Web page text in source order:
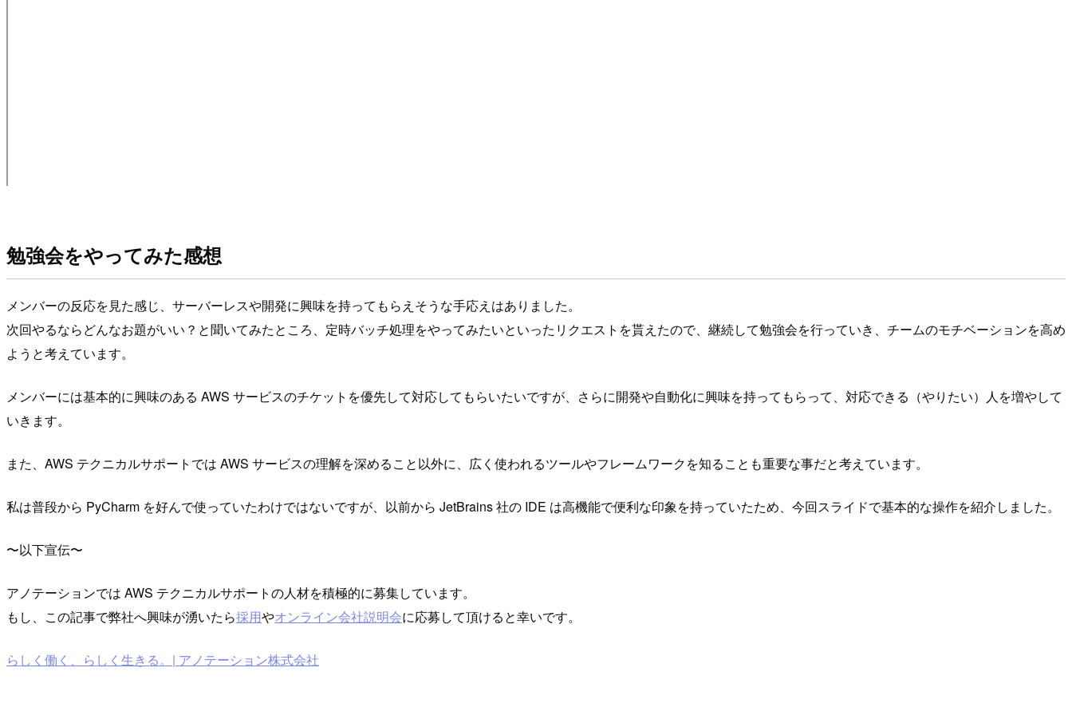
勉強会をやってみた感想
メンバーの反応を見た感じ、サーバーレスや開発に興味を持ってもらえそうな手応えはありました。
次回やるならどんなお題がいい？と聞いてみたところ、定時バッチ処理をやってみたいといったリクエストを貰えたので、継続して勉強会を行っていき、チームのモチベーションを高め
ようと考えています。
メンバーには基本的に興味のある AWS サービスのチケットを優先して対応してもらいたいですが、さらに開発や自動化に興味を持ってもらって、対応できる（やりたい）人を増やして
いきます。
また、AWS テクニカルサポートでは AWS サービスの理解を深めること以外に、広く使われるツールやフレームワークを知ることも重要な事だと考えています。
私は普段から PyCharm を好んで使っていたわけではないですが、以前から JetBrains 社の IDE は高機能で便利な印象を持っていたため、今回スライドで基本的な操作を紹介しました。
〜以下宣伝〜
アノテーションでは AWS テクニカルサポートの人材を積極的に募集しています。
もし、この記事で弊社へ興味が湧いたら採用やオンライン会社説明会に応募して頂けると幸いです。
らしく働く、らしく生きる。| アノテーション株式会社